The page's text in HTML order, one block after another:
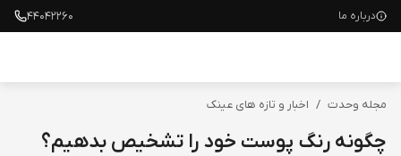
درباره ما ۴۴۰۴۲۲۶۰
مجله وحدت / اخبار و تازه های عینک
چگونه رنگ پوست خود را تشخیص بدهیم؟